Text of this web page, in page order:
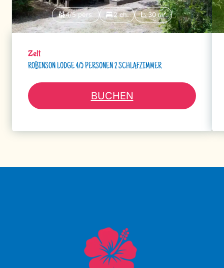
4/5 pers. 2 ch. 30 m²
Zelt
ROBINSON LODGE 4/5 PERSONEN 2 SCHLAFZIMMER
BUCHEN